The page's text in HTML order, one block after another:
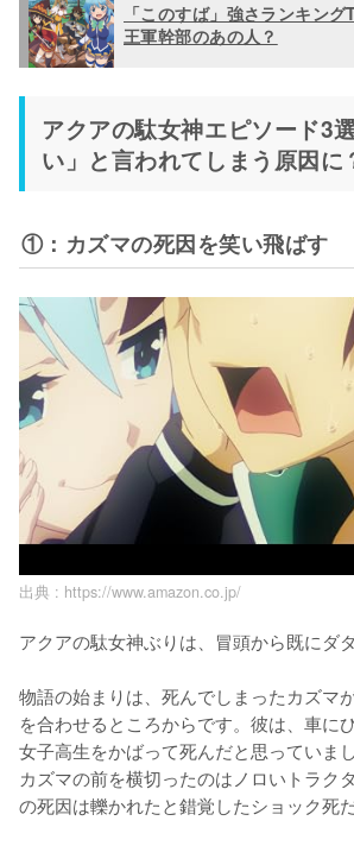
「このすば」強さランキン
王軍幹部のあの人？
アクアの駄女神エピソード3
い」と言われてしまう原因に
①：カズマの死因を笑い飛ばす
出典 : https://www.amazon.co.jp/
アクアの駄女神ぶりは、冒頭から既にダ
物語の始まりは、死んでしまったカズマ
を合わせるところからです。彼は、車に
女子高生をかばって死んだと思っていま
カズマの前を横切ったのはノロいトラク
の死因は轢かれたと錯覚したショック死